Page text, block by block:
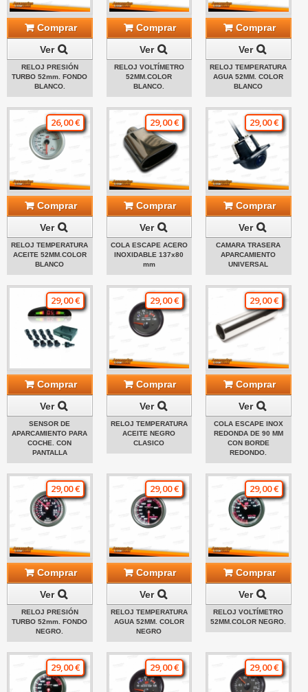
Comprar
Ver
RELOJ PRESIÓN
TURBO 52mm. FONDO
BLANCO.
Comprar
Ver
RELOJ VOLTÍMETRO
52MM.COLOR
BLANCO.
Comprar
Ver
RELOJ TEMPERATURA
AGUA 52MM. COLOR
BLANCO
26,00 €
Comprar
Ver
RELOJ TEMPERATURA
ACEITE 52MM.COLOR
BLANCO
29,00 €
Comprar
Ver
COLA ESCAPE ACERO
INOXIDABLE 137x80
mm
29,00 €
Comprar
Ver
CAMARA TRASERA
APARCAMIENTO
UNIVERSAL
29,00 €
Comprar
Ver
SENSOR DE
APARCAMIENTO PARA
COCHE. CON
PANTALLA
29,00 €
Comprar
Ver
RELOJ TEMPERATURA
ACEITE NEGRO
CLASICO
29,00 €
Comprar
Ver
COLA ESCAPE INOX
REDONDA DE 90 MM
CON BORDE
REDONDO.
29,00 €
Comprar
Ver
RELOJ PRESIÓN
TURBO 52mm. FONDO
NEGRO.
29,00 €
Comprar
Ver
RELOJ TEMPERATURA
AGUA 52MM. COLOR
NEGRO
29,00 €
Comprar
Ver
RELOJ VOLTÍMETRO
52MM.COLOR NEGRO.
29,00 € 29,00 € 29,00 €